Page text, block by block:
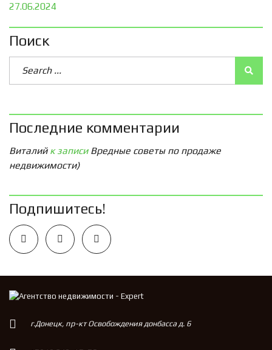
27.06.2024
Поиск
Последние комментарии
Виталийк записи Вредные советы по продаже
недвижимости)
Подпишитесь!
г.Донецк, пр-кт Освобождения донбасса д. 6